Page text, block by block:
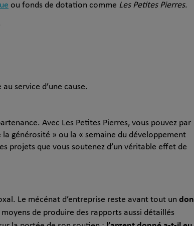
ou fonds de dotation comme Les Petites Pierres.
service d’une cause.
Avec Les Petites Pierres, vous pouvez par
générosité » ou la « semaine du développement
projets que vous soutenez d’un véritable effet de
Le mécénat d’entreprise reste avant tout un don
de produire des rapports aussi détaillés